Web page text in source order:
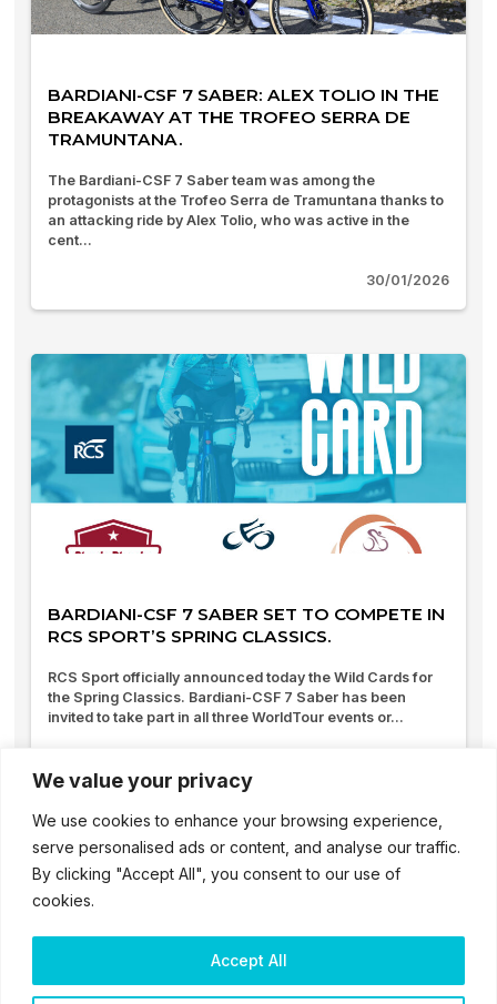
We value your privacy
We use cookies to enhance your browsing experience,
serve personalised ads or content, and analyse our traffic.
By clicking "Accept All", you consent to our use of
cookies.
Accept All
BARDIANI-CSF 7 SABER: ALEX TOLIO IN THE
BREAKAWAY AT THE TROFEO SERRA DE
TRAMUNTANA.
The Bardiani-CSF 7 Saber team was among the
protagonists at the Trofeo Serra de Tramuntana thanks to
an attacking ride by Alex Tolio, who was active in the
cent...
30/01/2026
BARDIANI-CSF 7 SABER SET TO COMPETE IN
RCS SPORT’S SPRING CLASSICS.
RCS Sport officially announced today the Wild Cards for
the Spring Classics. Bardiani-CSF 7 Saber has been
invited to take part in all three WorldTour events or...